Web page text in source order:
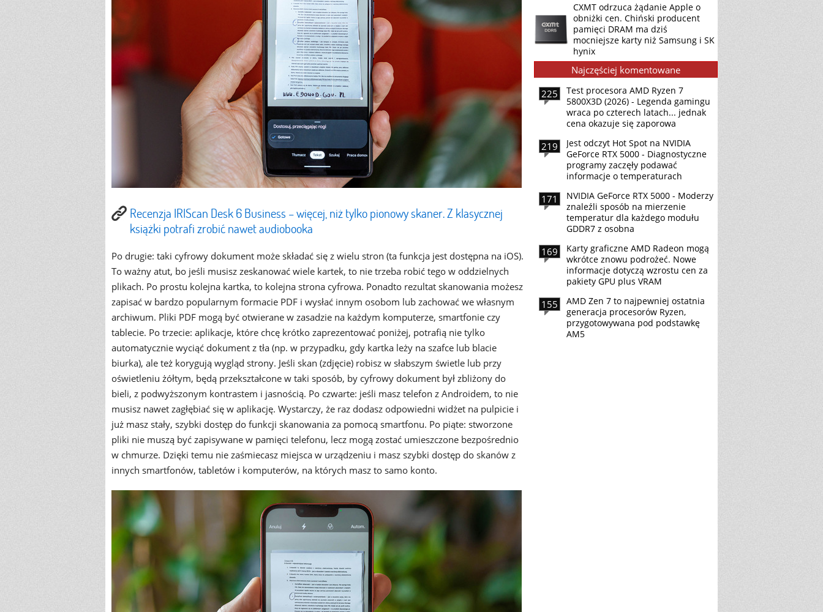
Recenzja IRIScan Desk 6 Business – więcej, niż tylko pionowy skaner. Z klasycznej
książki potrafi zrobić nawet audiobooka
Po drugie: taki cyfrowy dokument może składać się z wielu stron (ta funkcja jest dostępna na iOS).
To ważny atut, bo jeśli musisz zeskanować wiele kartek, to nie trzeba robić tego w oddzielnych
plikach. Po prostu kolejna kartka, to kolejna strona cyfrowa. Ponadto rezultat skanowania możesz
zapisać w bardzo popularnym formacie PDF i wysłać innym osobom lub zachować we własnym
archiwum. Pliki PDF mogą być otwierane w zasadzie na każdym komputerze, smartfonie czy
tablecie. Po trzecie: aplikacje, które chcę krótko zaprezentować poniżej, potrafią nie tylko
automatycznie wyciąć dokument z tła (np. w przypadku, gdy kartka leży na szafce lub blacie
biurka), ale też korygują wygląd strony. Jeśli skan (zdjęcie) robisz w słabszym świetle lub przy
oświetleniu żółtym, będą przekształcone w taki sposób, by cyfrowy dokument był zbliżony do
bieli, z podwyższonym kontrastem i jasnością. Po czwarte: jeśli masz telefon z Androidem, to nie
musisz nawet zagłębiać się w aplikację. Wystarczy, że raz dodasz odpowiedni widżet na pulpicie i
już masz stały, szybki dostęp do funkcji skanowania za pomocą smartfonu. Po piąte: stworzone
pliki nie muszą być zapisywane w pamięci telefonu, lecz mogą zostać umieszczone bezpośrednio
w chmurze. Dzięki temu nie zaśmiecasz miejsca w urządzeniu i masz szybki dostęp do skanów z
innych smartfonów, tabletów i komputerów, na których masz to samo konto.
CXMT odrzuca żądanie Apple o
obniżki cen. Chiński producent
pamięci DRAM ma dziś
mocniejsze karty niż Samsung i SK
hynix
Najczęściej komentowane
225
Test procesora AMD Ryzen 7
5800X3D (2026) - Legenda gamingu
wraca po czterech latach... jednak
cena okazuje się zaporowa
219
Jest odczyt Hot Spot na NVIDIA
GeForce RTX 5000 - Diagnostyczne
programy zaczęły podawać
informacje o temperaturach
171
NVIDIA GeForce RTX 5000 - Moderzy
znaleźli sposób na mierzenie
temperatur dla każdego modułu
GDDR7 z osobna
169
Karty graficzne AMD Radeon mogą
wkrótce znowu podrożeć. Nowe
informacje dotyczą wzrostu cen za
pakiety GPU plus VRAM
155
AMD Zen 7 to najpewniej ostatnia
generacja procesorów Ryzen,
przygotowywana pod podstawkę
AM5